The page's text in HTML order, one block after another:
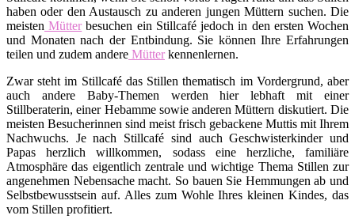
haben oder den Austausch zu anderen jungen Müttern suchen. Die
meisten Mütterbesuchen ein Stillcafé jedoch in den ersten Wochen
und Monaten nach der Entbindung. Sie können Ihre Erfahrungen
teilen und zudem andere Mütterkennenlernen.
Zwar steht im Stillcafé das Stillen thematisch im Vordergrund, aber
auch andere Baby-Themen werden hier lebhaft mit einer
Stillberaterin, einer Hebamme sowie anderen Müttern diskutiert. Die
meisten Besucherinnen sind meist frisch gebackene Muttis mit Ihrem
Nachwuchs. Je nach Stillcafé sind auch Geschwisterkinder und
Papas herzlich willkommen, sodass eine herzliche, familiäre
Atmosphäre das eigentlich zentrale und wichtige Thema Stillen zur
angenehmen Nebensache macht. So bauen Sie Hemmungen ab und
Selbstbewusstsein auf. Alles zum Wohle Ihres kleinen Kindes, das
vom Stillen profitiert.